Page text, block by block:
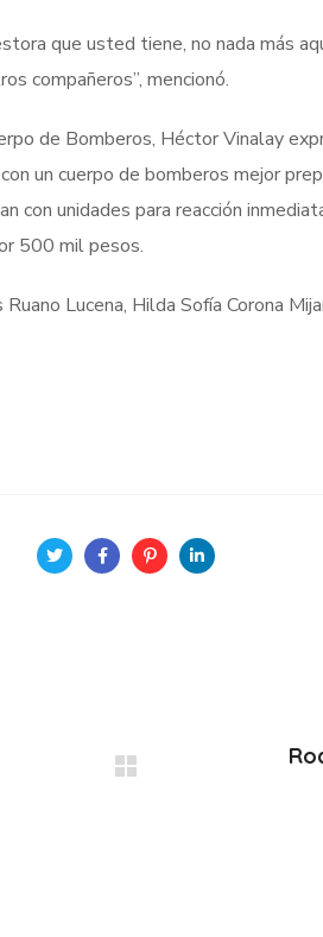
que usted tiene, no nada más
compañeros”, mencionó.
de Bomberos, Héctor Vinalay
un cuerpo de bomberos mejor
con unidades para reacción
500 mil pesos.
Lucena, Hilda Sofía Corona